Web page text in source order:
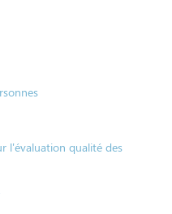
l'évaluation qualité des